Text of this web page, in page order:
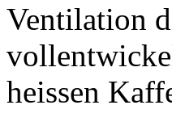
Ventilation
heissen